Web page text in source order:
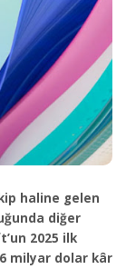
haline gelen
diğer
2025 ilk
milyar dolar kâr